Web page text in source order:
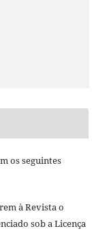
os seguintes
à Revista o
sob a Licença